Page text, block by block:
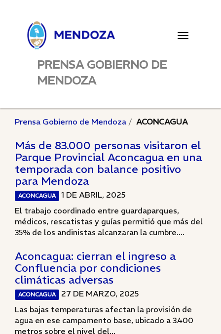
Toggle
PRENSA GOBIERNO DE
MENDOZA
Prensa Gobierno de Mendoza ACONCAGUA
Más de 83.000 personas visitaron el
Parque Provincial Aconcagua en una
temporada con balance positivo
para Mendoza
ACONCAGUA
1 DE ABRIL, 2025
El trabajo coordinado entre guardaparques,
médicos, rescatistas y guías permitió que más del
35% de los andinistas alcanzaran la cumbre....
Aconcagua: cierran el ingreso a
Confluencia por condiciones
climáticas adversas
ACONCAGUA
27 DE MARZO, 2025
Las bajas temperaturas afectan la provisión de
agua en ese campamento base, ubicado a 3.400
metros sobre el nivel del...